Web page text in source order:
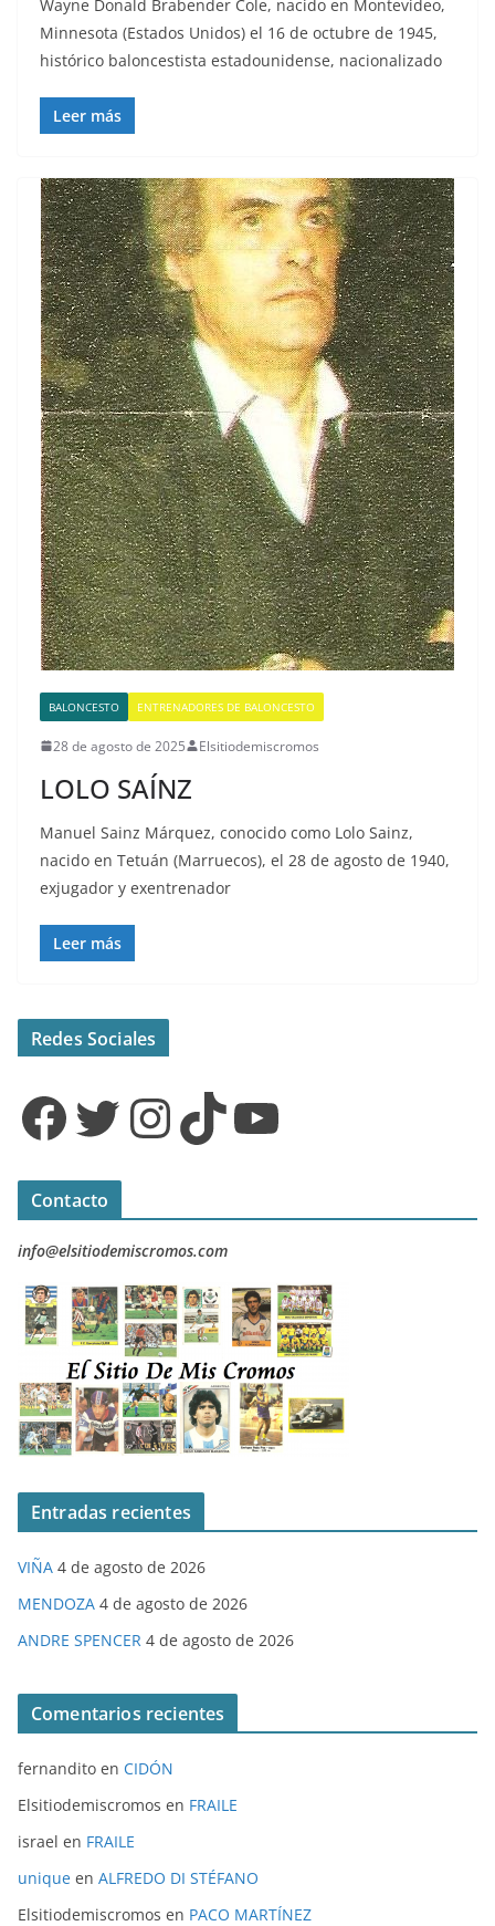
Wayne Donald Brabender Cole, nacido en Montevideo,
Minnesota (Estados Unidos) el 16 de octubre de 1945,
histórico baloncestista estadounidense, nacionalizado
Leer más
BALONCESTO ENTRENADORES DE BALONCESTO
28 de agosto de 2025 Elsitiodemiscromos
LOLO SAÍNZ
Manuel Sainz Márquez, conocido como Lolo Sainz,
nacido en Tetuán (Marruecos), el 28 de agosto de 1940,
exjugador y exentrenador
Leer más
Redes Sociales
Facebook Twitter InstagramTikTok YouTube
Contacto
info@elsitiodemiscromos.com
Entradas recientes
VIÑA 4 de agosto de 2026
MENDOZA 4 de agosto de 2026
ANDRE SPENCER 4 de agosto de 2026
Comentarios recientes
fernandito en CIDÓN
Elsitiodemiscromos en FRAILE
israel en FRAILE
unique en ALFREDO DI STÉFANO
Elsitiodemiscromos en PACO MARTÍNEZ